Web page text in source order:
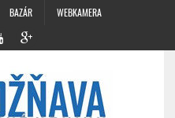
BAZÁR WEBKAMERA